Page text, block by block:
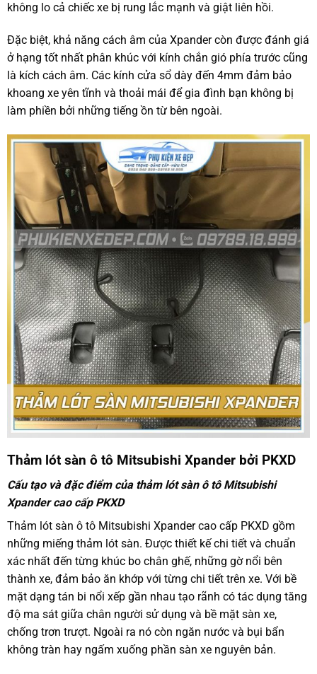
không lo cả chiếc xe bị rung lắc mạnh và giật liên hồi.
Đặc biệt, khả năng cách âm của Xpander còn được đánh giá
ở hạng tốt nhất phân khúc với kính chắn gió phía trước cũng
là kích cách âm. Các kính cửa sổ dày đến 4mm đảm bảo
khoang xe yên tĩnh và thoải mái để gia đình bạn không bị
làm phiền bởi những tiếng ồn từ bên ngoài.
Thảm lót sàn ô tô Mitsubishi Xpander bởi PKXD
Cấu tạo và đặc điểm của thảm lót sàn ô tô Mitsubishi
Xpander cao cấp PKXD
Thảm lót sàn ô tôMitsubishi Xpander cao cấp PKXD gồm
những miếng thảm lót sàn. Được thiết kế chi tiết và chuẩn
xác nhất đến từng khúc bo chân ghế, những gờ nổi bên
thành xe, đảm bảo ăn khớp với từng chi tiết trên xe. Với bề
mặt dạng tán bi nổi xếp gần nhau tạo rãnh có tác dụng tăng
độ ma sát giữa chân người sử dụng và bề mặt sàn xe,
chống trơn trượt. Ngoài ra nó còn ngăn nước và bụi bẩn
không tràn hay ngấm xuống phần sàn xe nguyên bản.